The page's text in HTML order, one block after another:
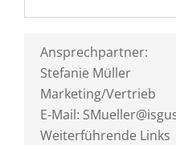
Ansprechpartner:
Stefanie Müller
Marketing/Vertrieb
E-Mail:
Weiterführende Links